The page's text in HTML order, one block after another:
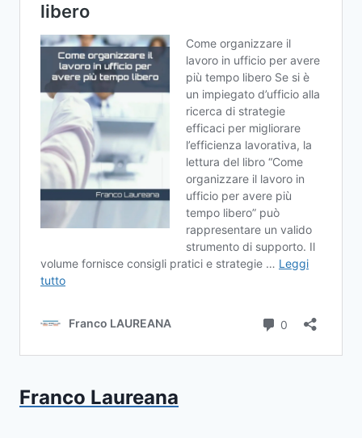
Franco Laureana